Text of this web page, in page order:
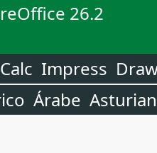
26.2
Calc Impress
Árabe